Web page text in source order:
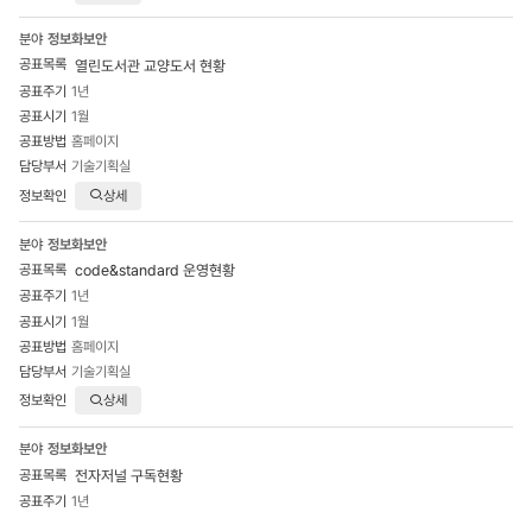
정보화보안
열린도서관 교양도서 현황
1년
1월
홈페이지
기술기획실
상세
정보화보안
code&standard 운영현황
1년
1월
홈페이지
기술기획실
상세
정보화보안
전자저널 구독현황
1년